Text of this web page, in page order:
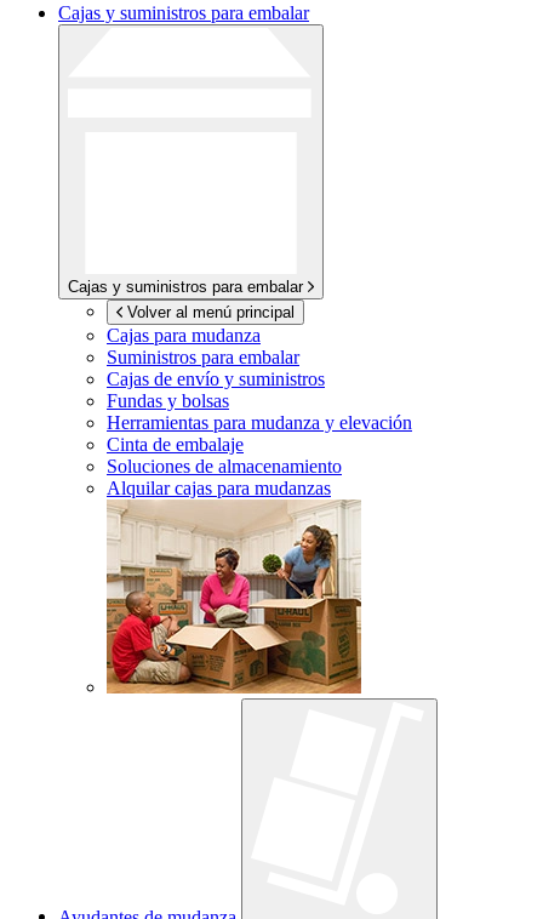
Cajas y suministros para embalar
Cajas y suministros para embalar
Volver al menú principal
Cajas para mudanza
Suministros para embalar
Cajas de envío y suministros
Fundas y bolsas
Herramientas para mudanza y elevación
Cinta de embalaje
Soluciones de almacenamiento
Alquilar cajas para mudanzas